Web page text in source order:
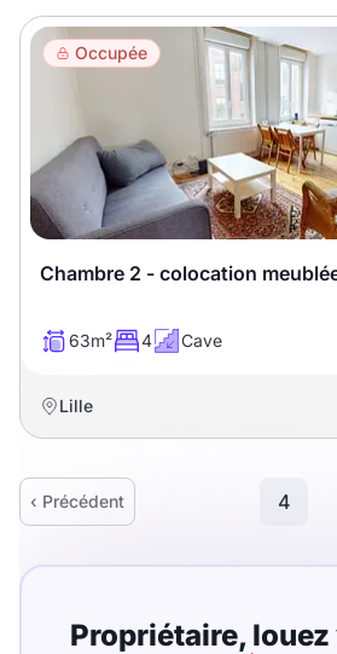
Occupée
Chambre 2 - colocation
63m² 4 Cave
Lille
‹ Précédent 4
Propriétaire, louez